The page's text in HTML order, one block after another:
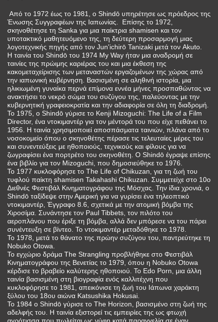
Από το 1972 έως το 1981, ο Shindō υπηρέτησε ως πρόεδρος της
Ένωσης Συγγραφέων της Ιαπωνίας. Επίσης το 1972,
σκηνοθέτησε τη Sanka για μια παίκτρια shamisen και τον
υποτακτικό μαθητευόμενο της, τη δεύτερη προσαρμογή μιας
λογοτεχνικής πηγής από τον Jun'ichirō Tanizaki μετά τον Akuto.
Η ταινία του Shindō του 1974 My Way ήταν μια αναδρομή σε
ταινίες της πρώιμης καριέρας του και μια έκθεση της
κακομεταχείρισης των μεταναστών εργαζομένων της χώρας από
την ιαπωνική κυβέρνηση. Βασισμένη σε αληθινή ιστορία, μια
ηλικιωμένη γυναίκα περνά επίμονα εννέα μήνες προσπαθώντας να
ανακτήσει το νεκρό σώμα του συζύγου της, παλεύοντας με την
κυβερνητική γραφειοκρατία και την αδιαφορία σε όλη τη διαδρομή.
Το 1975, ο Shindō γύρισε το Kenji Mizoguchi: The Life of a Film
Director, ένα ντοκιμαντέρ για τον μέντορά του που είχε πεθάνει το
1956. Η ταινία χρησιμοποιεί αποσπάσματα ταινιών, πλάνα από το
νοσοκομείο όπου ο σκηνοθέτης πέρασε τις τελευταίες μέρες του
και συνεντεύξεις με ηθοποιούς, τεχνικούς και φίλους για να
ζωγραφίσει ένα πορτρέτο του σκηνοθέτη. Ο Shindō έγραψε επίσης
ένα βιβλίο για τον Mizoguchi, που δημοσιεύθηκε το 1976.
Το 1977 κυκλοφόρησε το The Life of Chikuzan, για τη ζωή του
τυφλού παίκτη shamisen Takahashi Chikuzan. Συμμετείχε στο 10ο
Διεθνές Φεστιβάλ Κινηματογράφου της Μόσχας. Την ίδια χρονιά, ο
Shindō ταξίδεψε στην Αμερική για να γυρίσει ένα τηλεοπτικό
ντοκιμαντέρ, Έγγραφο 8.6, σχετικά με την ατομική βόμβα της
Χιροσίμα. Συνάντησε τον Paul Tibbets, τον πιλότο του
αεροπλάνου που έριξε τη βόμβα, αλλά δεν μπόρεσε να του πάρει
συνέντευξη σε βίντεο. Το ντοκιμαντέρ μεταδόθηκε το 1978.
Το 1978, μετά το θάνατο της πρώην συζύγου του, παντρεύτηκε τη
Nobuko Otowa.
Το εγχώριο δράμα The Strangling προβλήθηκε στο Φεστιβάλ
Κινηματογράφου της Βενετίας το 1979, όπου η Nobuko Otowa
κέρδισε το βραβείο καλύτερης ηθοποιού. Το Edo Porn, μια άλλη
ταινία βασισμένη στη βιογραφία ενός καλλιτέχνη που
κυκλοφόρησε το 1981, απεικόνισε τη ζωή του Ιάπωνα χαράκτη
ξύλου του 18ου αιώνα Katsushika Hokusai.
Το 1984 ο Shindō γύρισε το The Horizon, βασισμένο στη ζωή της
αδελφής του. Η ταινία εξιστορεί τις εμπειρίες της ως φτωχή
αγρότισσα που πωλείται ως νύφη κατά παραγγελία σε έναν